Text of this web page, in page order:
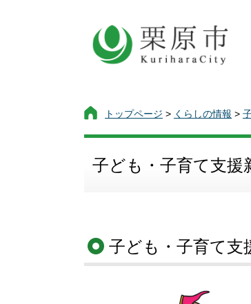
トップページ > くらしの情報 >
子ども・子育て支援
子ども・子育て支